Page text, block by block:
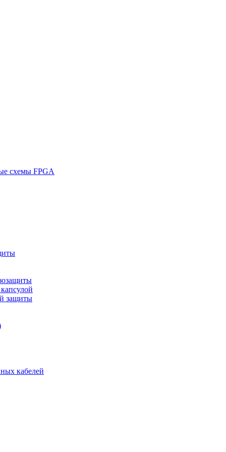
схемы FPGA
защиты
кабелей